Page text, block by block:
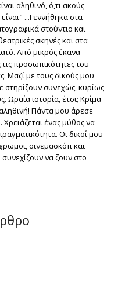
αληθινό, ό,τι ακούς
...Γεννήθηκα στα
στούντιο και
σκηνές και στα
Από μικρός έκανα
προσωπικότητες του
Μαζί με τους δικούς μου
συνεχώς, κυρίως
Ωραία ιστορία, έτσι; Κρίμα
Πάντα μου άρεσε
ένας μύθος να
Οι δικοί μου
σινεμασκόπ και
να ζουν στο